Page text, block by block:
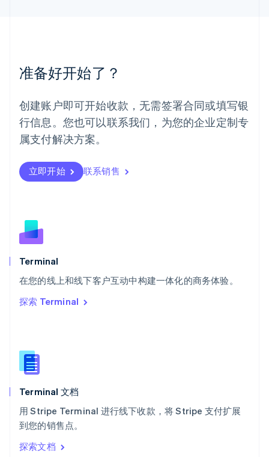
准备好开始了？
创建账户即可开始收款，无需签署合同或填写银
行信息。您也可以联系我们，为您的企业定制专
属支付解决方案。
立即开始 联系销售
Terminal
在您的线上和线下客户互动中构建一体化的商务体验。
探索 Terminal
Terminal 文档
用 Stripe Terminal 进行线下收款，将 Stripe 支付扩展
到您的销售点。
探索文档
挪威
葡萄牙
Português English
日本
日本語English
瑞典
瑞士
DeutschFrançais
斯洛伐克
English
斯洛文尼亚
泰国
ไทยEnglish
English
English
新西兰
匈牙利
意大利
ItalianoEnglish
印度
English